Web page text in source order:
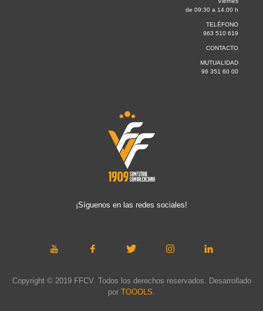
de 09:30 a 14.00 h
TELÉFONO
963 510 619
CONTACTO
MUTUALIDAD
96 351 60 00
¡Síguenos en las redes sociales!
Copyright © 2019 FFCV. Todos los derechos reservados. Desarrollado
por TOOOLS.